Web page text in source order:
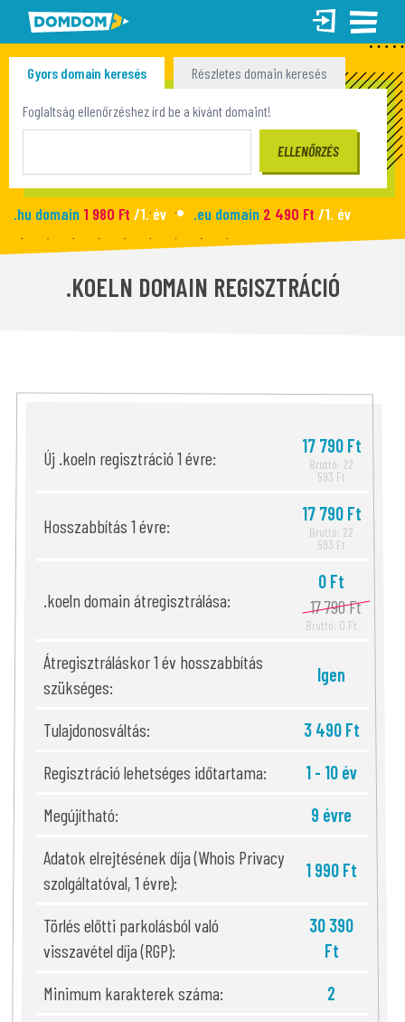
Gyors domain keresés
Részletes domain keresés
Tömeges domain keresés
Foglaltság ellenőrzéshez írd be a kívánt domaint!
.hu domain 1 980 Ft /1. év .eu domain 2 490 Ft /1. év
.site domain990 Ft/1. év .fun domain1 090 Ft/1. év
Új honlap2 990 Ft/hó
.KOELN DOMAIN REGISZTRÁCIÓ
Új .koeln regisztráció 1 évre:
17 790 Ft
Bruttó: 22
593 Ft
Hosszabbítás 1 évre:
17 790 Ft
Bruttó: 22
593 Ft
.koeln domain átregisztrálása:
0 Ft
17 790 Ft
Bruttó: 0 Ft
Átregisztráláskor 1 év hosszabbítás
szükséges:
Igen
Tulajdonosváltás:
3 490 Ft
Regisztráció lehetséges időtartama:
1 - 10 év
Megújítható:
9 évre
Adatok elrejtésének díja (Whois Privacy
szolgáltatóval, 1 évre):
1 990 Ft
Törlés előtti parkolásból való
visszavétel díja (RGP):
30 390
Ft
Minimum karakterek száma:
2